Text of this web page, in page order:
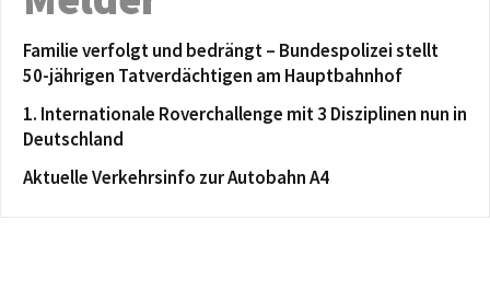
Familie verfolgt und bedrängt – Bundespolizei stellt
50-jährigen Tatverdächtigen am Hauptbahnhof
1. Internationale Roverchallenge mit 3 Disziplinen nun in
Deutschland
Aktuelle Verkehrsinfo zur Autobahn A4